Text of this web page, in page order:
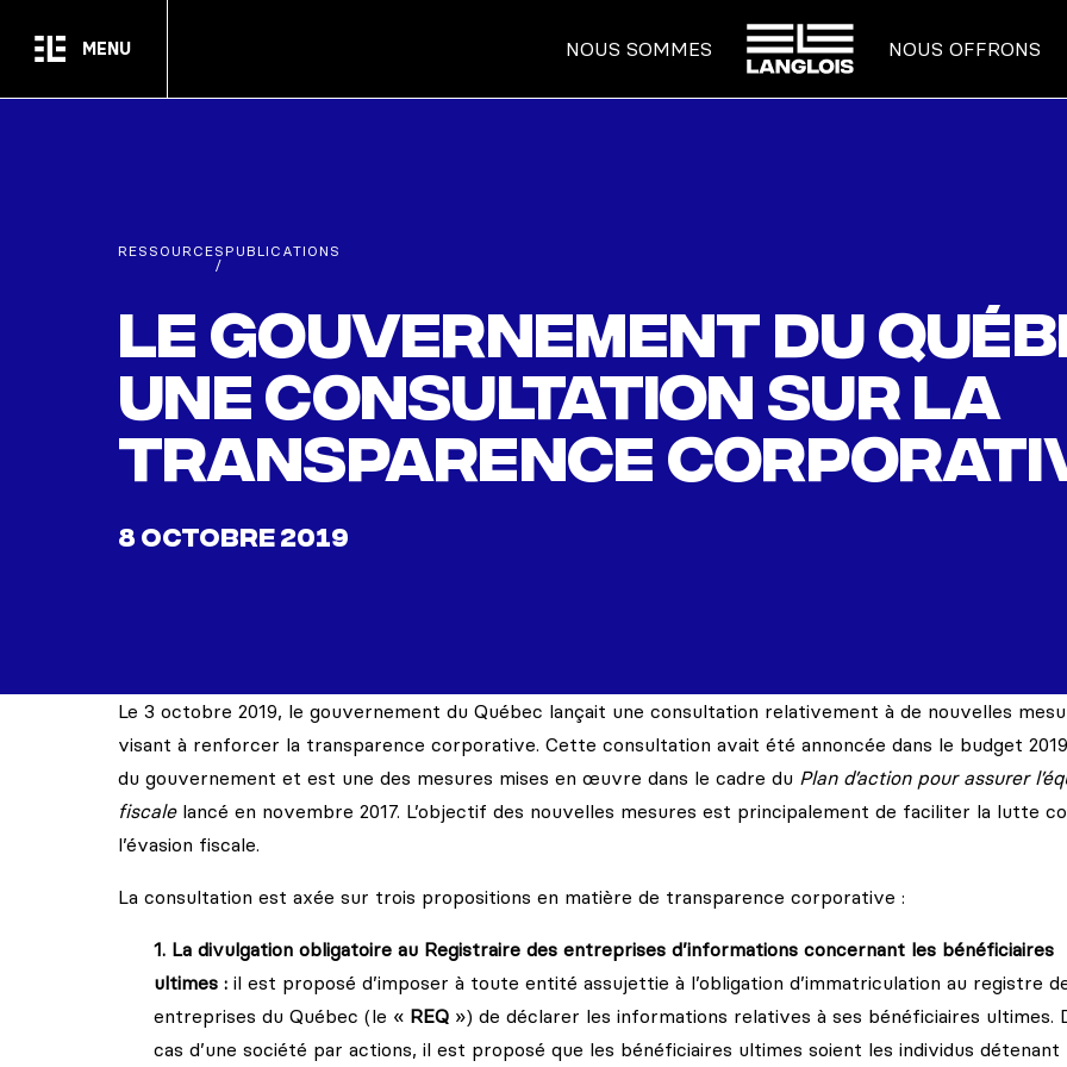
MENU NOUS SOMMES
ACCUEIL
NOUS OFFRONS
RESSOURCES
/
PUBLICATIONS
Le gouvernement du
une consultation sur la
transparence
8 OCTOBRE 2019
Le 3 octobre 2019, le gouvernement du Québec lançait une consultation relativement à de nouvelles
visant à renforcer la transparence corporative. Cette consultation avait été annoncée dans le budget
du gouvernement et est une des mesures mises en œuvre dans le cadre du Plan d’action pour assurer
fiscalelancé en novembre 2017. L’objectif des nouvelles mesures est principalement de faciliter la lutte
l’évasion fiscale.
La consultation est axée sur trois propositions en matière de transparence corporative :
1. La divulgation obligatoire au Registraire des entreprises d’informations concernant les bénéficiaires
ultimes : il est proposé d’imposer à toute entité assujettie à l’obligation d’immatriculation au registre
entreprises du Québec (le « REQ ») de déclarer les informations relatives à ses bénéficiaires ultimes.
cas d’une société par actions, il est proposé que les bénéficiaires ultimes soient les individus détenant